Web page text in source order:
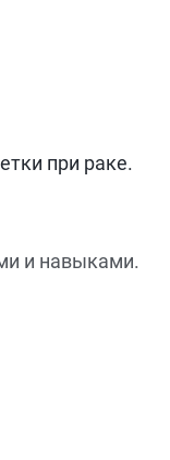
при раке.
и навыками.